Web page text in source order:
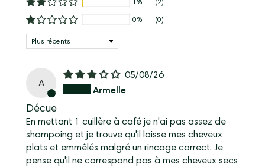
0%
(0)
Sort by
A
05/08/26
Armelle
Décue
En mettant 1 cuillère à café je n'ai pas assez de
shampoing et je trouve qu'il laisse mes cheveux
plats et emmêlés malgré un rincage correct. Je
pense qu'il ne correspond pas à mes cheveux secs